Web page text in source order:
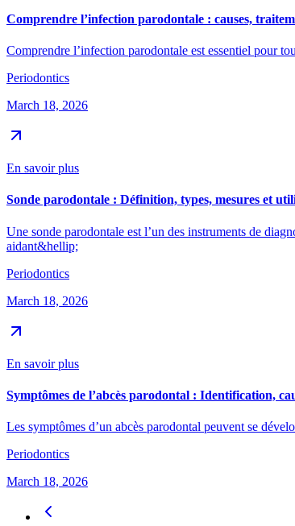
Comprendre l’infection parodontale : causes,
Comprendre l’infection parodontale est essentiel pour
Periodontics
March 18, 2026
En savoir plus
Sonde parodontale : Définition, types, mesures et
Une sonde parodontale est l’un des instruments de
aidant&hellip;
Periodontics
March 18, 2026
En savoir plus
Symptômes de l’abcès parodontal : Identification,
Les symptômes d’un abcès parodontal peuvent se
Periodontics
March 18, 2026